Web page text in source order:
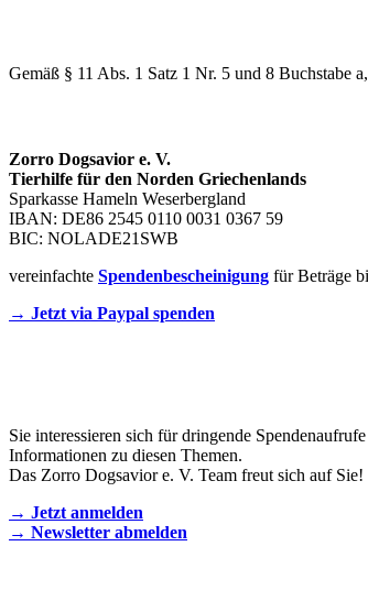
Gemäß § 11 Abs. 1 Satz 1 Nr. 5 und 8 Buchstabe
Zorro Dogsavior e. V.
Tierhilfe für den Norden Griechenlands
Sparkasse Hameln Weserbergland
IBAN: DE86 2545 0110 0031 0367 59
BIC: NOLADE21SWB
vereinfachte Spendenbescheinigung für Beträge
→ Jetzt via Paypal spenden
Sie interessieren sich für dringende
Informationen zu diesen Themen.
Das Zorro Dogsavior e. V. Team freut sich auf Sie!
→ Jetzt anmelden
→ Newsletter abmelden